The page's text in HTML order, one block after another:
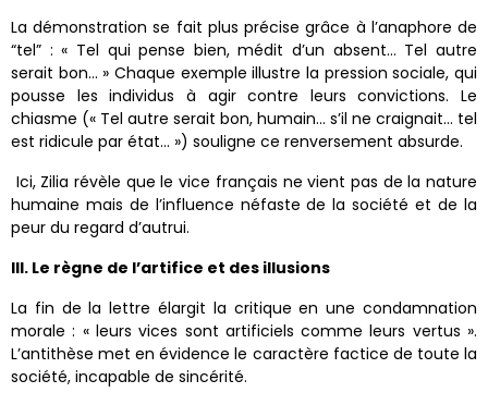
La démonstration se fait plus précise grâce à l’anaphore de
“tel” : « Tel qui pense bien, médit d’un absent… Tel autre
serait bon… » Chaque exemple illustre la pression sociale, qui
pousse les individus à agir contre leurs convictions. Le
chiasme (« Tel autre serait bon, humain… s’il ne craignait… tel
est ridicule par état… ») souligne ce renversement absurde.
Ici, Zilia révèle que le vice français ne vient pas de la nature
humaine mais de l’influence néfaste de la société et de la
peur du regard d’autrui.
III. Le règne de l’artifice et des illusions
La fin de la lettre élargit la critique en une condamnation
morale : « leurs vices sont artificiels comme leurs vertus ».
L’antithèse met en évidence le caractère factice de toute la
société, incapable de sincérité.